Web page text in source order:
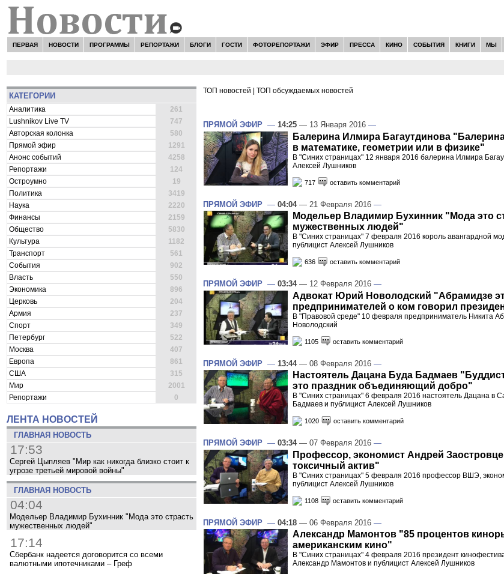
ПЕРВАЯ НОВОСТИ ПРОГРАММЫ РЕПОРТАЖИ БЛОГИ ГОСТИ ФОТОРЕПОРТАЖИ ЭФИР ПРЕССА КИНО СОБЫТИЯ КНИГИ МЫ
КАТЕГОРИИ
Аналитика
261
Lushnikov Live TV
747
Авторская колонка
580
Прямой эфир
1291
Анонс событий
4258
Репортажи
124
Остроумно
19
Политика
3419
Наука
2220
Финансы
2159
Общество
5830
Культура
1182
Транспорт
561
События
902
Власть
550
Экономика
896
Церковь
204
Армия
237
Спорт
349
Петербург
522
Москва
407
Европа
861
США
315
Мир
2001
Репортажи
0
ЛЕНТА НОВОСТЕЙ
ГЛАВНАЯ НОВОСТЬ
17:53
Сергей Цыпляев "Мир как никогда близко стоит к
угрозе третьей мировой войны"
ГЛАВНАЯ НОВОСТЬ
04:04
Модельер Владимир Бухинник "Мода это страсть
мужественных людей"
17:14
Сбербанк надеется договорится со всеми
валютными ипотечниками – Греф
ТОП новостей ТОП обсуждаемых новостей
ПРЯМОЙ ЭФИР — 14:25 — 13 Января 2016 —
Балерина Илмира Багаутдинова
в математике, геометрии или в физике"
В "Синих страницах" 12 января 2016 балерина Илмира
Алексей Лушников
717 оставить комментарий
ПРЯМОЙ ЭФИР — 04:04— 21 Февраля 2016 —
Модельер Владимир Бухинник "Мода это
мужественных людей"
В "Синих страницах" 7 февраля 2016 король авангардной
публицист Алексей Лушников
636 оставить комментарий
ПРЯМОЙ ЭФИР — 03:34— 12 Февраля 2016 —
Адвокат Юрий Новолодский "Абрамидзе
предпринимателей о ком говорил
В "Правовой среде" 10 февраля предприниматель Никита
Новолодский
1105 оставить комментарий
ПРЯМОЙ ЭФИР — 13:44— 08 Февраля 2016 —
Настоятель Дацана Буда Бадмаев
это праздник объединяющий добро"
В "Синих страницах" 6 февраля 2016 настоятель Дацана в
Бадмаев и публицист Алексей Лушников
1020 оставить комментарий
ПРЯМОЙ ЭФИР — 03:34— 07 Февраля 2016 —
Профессор, экономист Андрей
токсичный актив"
В "Синих страницах" 5 февраля 2016 профессор ВШЭ,
публицист Алексей Лушников
1108 оставить комментарий
ПРЯМОЙ ЭФИР — 04:18 — 06 Февраля 2016 —
Александр Мамонтов "85 процентов
американским кино"
В "Синих страницах" 4 февраля 2016 президент
Александр Мамонтов и публицист Алексей Лушников